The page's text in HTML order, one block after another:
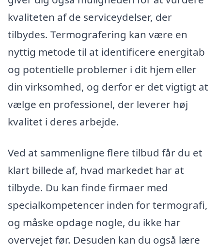
kvaliteten af de serviceydelser, der
tilbydes. Termografering kan være en
nyttig metode til at identificere energitab
og potentielle problemer i dit hjem eller
din virksomhed, og derfor er det vigtigt at
vælge en professionel, der leverer høj
kvalitet i deres arbejde.
Ved at sammenligne flere tilbud får du et
klart billede af, hvad markedet har at
tilbyde. Du kan finde firmaer med
specialkompetencer inden for termografi,
og måske opdage nogle, du ikke har
overvejet før. Desuden kan du også lære